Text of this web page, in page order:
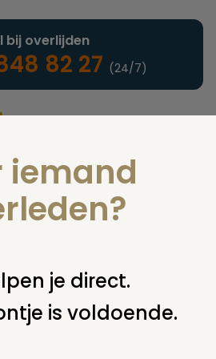
uitvaartonderneming
bij overlijden
82 27 (24/7)
& agenda nieuws vernielingen
iemand
je direct.
is voldoende.